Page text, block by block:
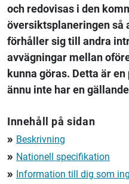
och redovisas i den
översiktsplaneringen så
förhåller sig till andra
avvägningar mellan
kunna göras. Detta är
ännu inte har en
Innehåll på sidan
double_arrow Beskrivning
double_arrow Nationell specifikation
double_arrow Information till dig som